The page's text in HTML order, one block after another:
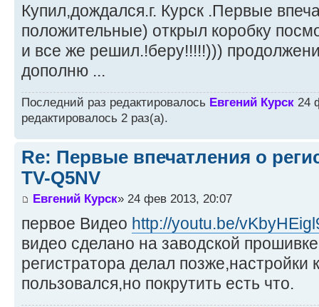
Купил,дождался.г. Курск .Первые
положительные) открыл коробку
и все же решил.!беру!!!!!)))
дополню ...
Последний раз редактировалось Евгений Курск 24
редактировалось 2 раз(а).
Re: Первые впечатления о
TV-Q5NV
Евгений Курск» 24 фев 2013, 20:07
первое Видео http://youtu.be/
видео сделано на заводской
регистратора делал позже,настройки
пользовался,но покрутить есть что.